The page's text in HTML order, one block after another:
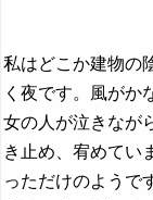
私はどこか建物の
く夜です。風がか
女の人が泣きなが
き止め、宥めてい
っただけのようで